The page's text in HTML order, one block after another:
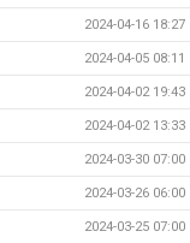
2024-04-16 18:27
2024-04-05 08:11
2024-04-02 19:43
2024-04-02 13:33
2024-03-30 07:00
2024-03-26 06:00
2024-03-25 07:00